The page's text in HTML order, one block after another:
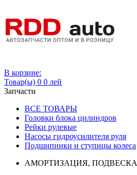
В корзине:
Товар(ы) 0 0 лей
Запчасти
ВСЕ ТОВАРЫ
Головки блока цилиндров
Рейки рулевые
Насосы гидроусилителя руля
Подшипники и ступицы колеса
АМОРТИЗАЦИЯ, ПОДВЕСКА